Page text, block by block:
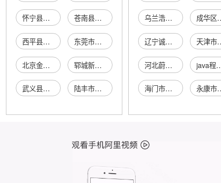
怀宁县创意塑料制品经营部 苍南县玩美创意塑料制品厂
西平县创意塑料制品经营部 东莞市道滘创意塑料制品厂
北京金牛创意塑料制品销售部 郓城新创意塑料制品有限公司
武义县创意塑料制品有限公司 陆丰市东海创意塑料制品经营店
乌兰浩特蒙兴源食品有限责任公司 成华
辽宁诚信联盟信用管理有限公司 天津市欧
河北蔚海丝网制品有限公司 java程
海门市好风景家用纺织品厂 永康市致